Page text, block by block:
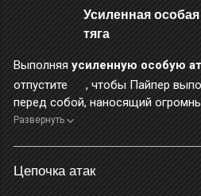
Во время выполнения этого
энергия. Максимальная
Во время применения этого
защиты от прерывания, а
меньше урона.
Усиленная
тяга
Выполняя усиленную особую
отпустите
, чтобы Пайпер
перед собой, наносящий
Если во время выполнения
автоматически выполняется
Развернуть
Цепочка атак